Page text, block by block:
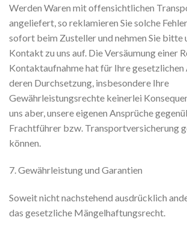
Werden Waren mit offensichtlichen
angeliefert, so reklamieren Sie solche
sofort beim Zusteller und nehmen Sie bitte
Kontakt zu uns auf. Die Versäumung einer
Kontaktaufnahme hat für Ihre gesetzlichen
deren Durchsetzung, insbesondere Ihre
Gewährleistungsrechte keinerlei
uns aber, unsere eigenen Ansprüche
Frachtführer bzw. Transportversicherung
können.
7. Gewährleistung und Garantien
Soweit nicht nachstehend ausdrücklich
das gesetzliche Mängelhaftungsrecht.